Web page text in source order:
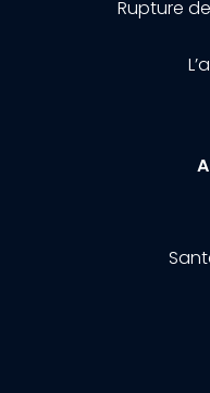
Rupture